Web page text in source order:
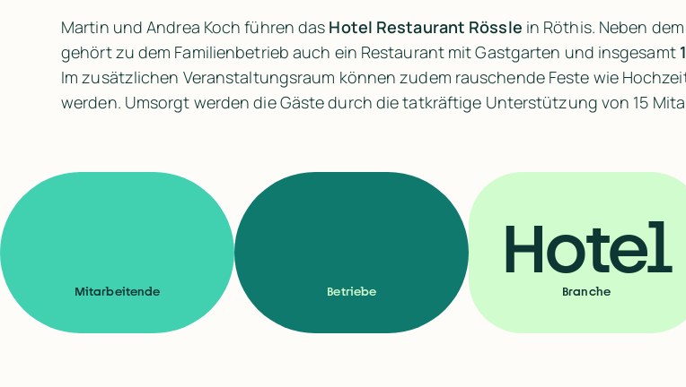
Martin und Andrea Koch führen das Hotel Restaurant Rössle in Röthis. Neben
gehört zu dem Familienbetrieb auch ein Restaurant mit Gastgarten und insgesamt
Im zusätzlichen Veranstaltungsraum können zudem rauschende Feste wie
werden. Umsorgt werden die Gäste durch die tatkräftige Unterstützung von 15
Mitarbeitende Betriebe
Hotel
Branche